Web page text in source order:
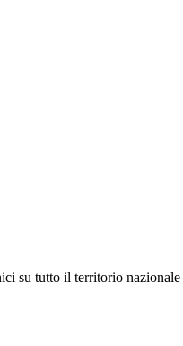
su tutto il territorio